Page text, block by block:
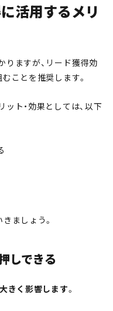
活用するメリ
りますが、リード獲得効
ことを推奨します。
ト・効果としては、以下
ましょう。
しできる
きく影響します。